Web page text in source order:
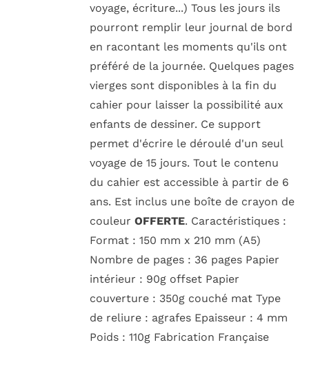
voyage, écriture...) Tous les jours ils
pourront remplir leur journal de bord
en racontant les moments qu'ils ont
préféré de la journée. Quelques pages
vierges sont disponibles à la fin du
cahier pour laisser la possibilité aux
enfants de dessiner. Ce support
permet d'écrire le déroulé d'un seul
voyage de 15 jours. Tout le contenu
du cahier est accessible à partir de 6
ans. Est inclus une boîte de crayon de
couleurOFFERTE. Caractéristiques :
Format : 150 mm x 210 mm (A5)
Nombre de pages : 36 pages Papier
intérieur : 90g offset Papier
couverture : 350g couché mat Type
de reliure : agrafes Epaisseur : 4 mm
Poids : 110g Fabrication Française